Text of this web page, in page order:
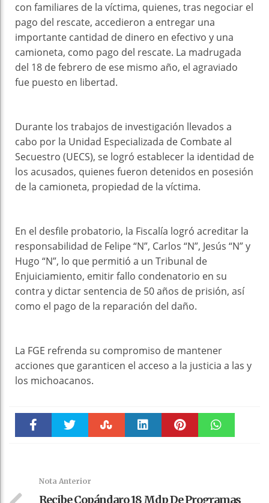
con familiares de la víctima, quienes, tras negociar el
pago del rescate, accedieron a entregar una
importante cantidad de dinero en efectivo y una
camioneta, como pago del rescate. La madrugada
del 18 de febrero de ese mismo año, el agraviado
fue puesto en libertad.
Durante los trabajos de investigación llevados a
cabo por la Unidad Especializada de Combate al
Secuestro (UECS), se logró establecer la identidad de
los acusados, quienes fueron detenidos en posesión
de la camioneta, propiedad de la víctima.
En el desfile probatorio, la Fiscalía logró acreditar la
responsabilidad de Felipe “N”, Carlos “N”, Jesús “N” y
Hugo “N”, lo que permitió a un Tribunal de
Enjuiciamiento, emitir fallo condenatorio en su
contra y dictar sentencia de 50 años de prisión, así
como el pago de la reparación del daño.
La FGE refrenda su compromiso de mantener
acciones que garanticen el acceso a la justicia a las y
los michoacanos.
Nota Anterior
Recibe Copándaro 18 Mdp De Programas